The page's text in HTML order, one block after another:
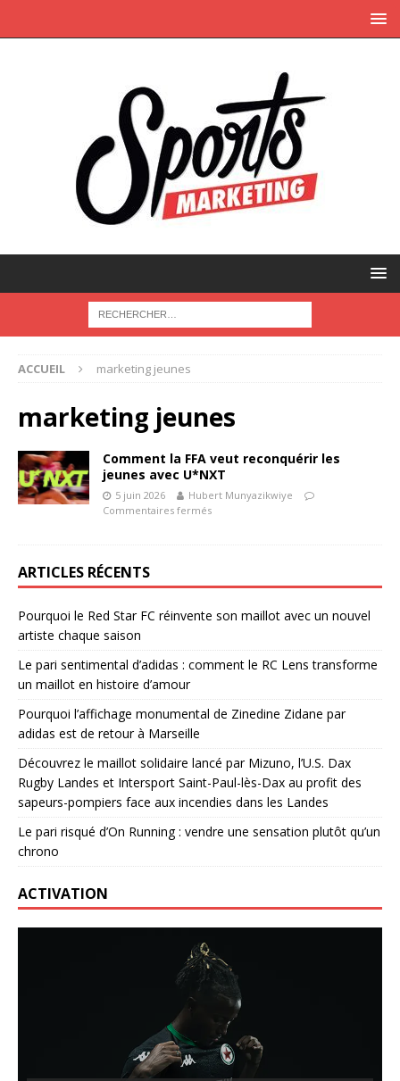
ACCUEIL marketing jeunes
marketing jeunes
Comment la FFA veut reconquérir les
jeunes avec U*NXT
5 juin 2026
Hubert Munyazikwiye
Commentaires fermés
ARTICLES RÉCENTS
Pourquoi le Red Star FC réinvente son maillot avec un nouvel
artiste chaque saison
Le pari sentimental d’adidas : comment le RC Lens transforme
un maillot en histoire d’amour
Pourquoi l’affichage monumental de Zinedine Zidane par
adidas est de retour à Marseille
Découvrez le maillot solidaire lancé par Mizuno, l’U.S. Dax
Rugby Landes et Intersport Saint-Paul-lès-Dax au profit des
sapeurs-pompiers face aux incendies dans les Landes
Le pari risqué d’On Running : vendre une sensation plutôt qu’un
chrono
ACTIVATION